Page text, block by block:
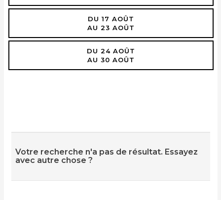
DU 17 AOÛT
AU 23 AOÛT
DU 24 AOÛT
AU 30 AOÛT
Votre recherche n'a pas de résultat. Essayez
avec autre chose ?